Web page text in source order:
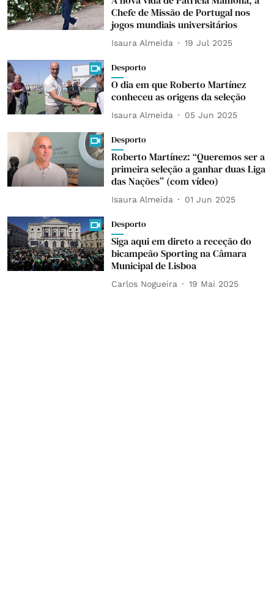
Chefe de Missão de Portugal nos
jogos mundiais universitários
Isaura Almeida 19 Jul 2025
Desporto
O dia em que Roberto Martínez
conheceu as origens da seleção
Isaura Almeida 05 Jun 2025
Desporto
Roberto Martínez: “Queremos ser a
primeira seleção a ganhar duas Liga
das Nações” (com vídeo)
Isaura Almeida 01 Jun 2025
Desporto
Siga aqui em direto a receção do
bicampeão Sporting na Câmara
Municipal de Lisboa
Carlos Nogueira 19 Mai 2025